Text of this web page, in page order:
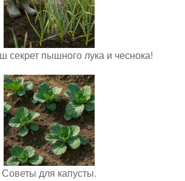
секрет пышного лука и чеснока!
Советы для капусты.